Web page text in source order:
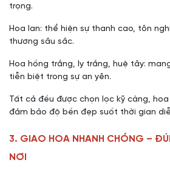
trọng.
Hoa lan: thể hiện sự thanh cao, tôn
thương sâu sắc.
Hoa hồng trắng, ly trắng, huệ tây:
tiễn biệt trong sự an yên.
Tất cả đều được chọn lọc kỹ càng,
đảm bảo độ bền đẹp suốt thời gian
3. GIAO HOA NHANH CHÓNG –
NƠI